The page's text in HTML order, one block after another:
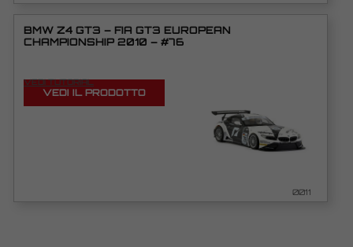
BMW Z4 GT3 – FIA GT3 EUROPEAN
CHAMPIONSHIP 2010 – #76
VEDI TUTORIAL
VEDI IL PRODOTTO
0011